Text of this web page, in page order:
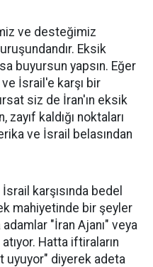
ve desteğimiz
Eksik
buyursun yapsın. Eğer
İsrail'e karşı bir
siz de İran'ın eksik
zayıf kaldığı noktaları
ve İsrail belasından
karşısında bedel
mahiyetinde bir şeyler
"İran Ajanı" veya
Hatta iftiraların
uyuyor" diyerek adeta